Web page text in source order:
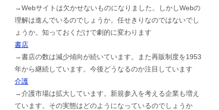
→Webサイトは欠かせないものになりました。しかしWebの
理解は進んでいるのでしょうか。任せきりなのではないでし
ょうか。知っておくだけで劇的に変わります
書店
→書店の数は減少傾向が続いています。また再販制度を1953
年から継続しています。今後どうなるのか注目しています
介護
→介護市場は拡大しています。新規参入を考える企業も増え
ています。その実態はどのようになっているのでしょうか